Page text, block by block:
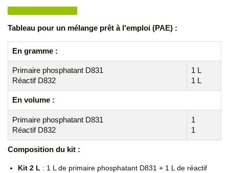
Tableau pour un mélange prêt à l'emploi (PAE) :
En gramme :
Primaire phosphatant D831
Réactif D832
1 L
1 L
En volume :
Primaire phosphatant D831
Réactif D832
1
1
Composition du kit :
Kit 2 L : 1 L de primaire phosphatant D831 + 1 L de réactif